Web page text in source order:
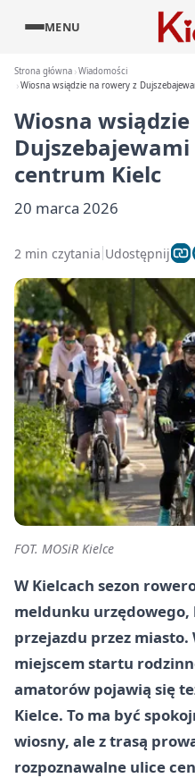
MENU
Strona główna Wiadomości
Wiosna wsiądzie na rowery z
Wiosna
centrum Kielc
20 marca 2026
2 min czytania Udostępnij
FOT. MOSiR Kielce
W Kielcach sezon
meldunku urzędowego,
przejazdu przez miasto.
miejscem startu
amatorów pojawią się
Kielce. To ma być
wiosny, ale z trasą
rozpoznawalne ulice